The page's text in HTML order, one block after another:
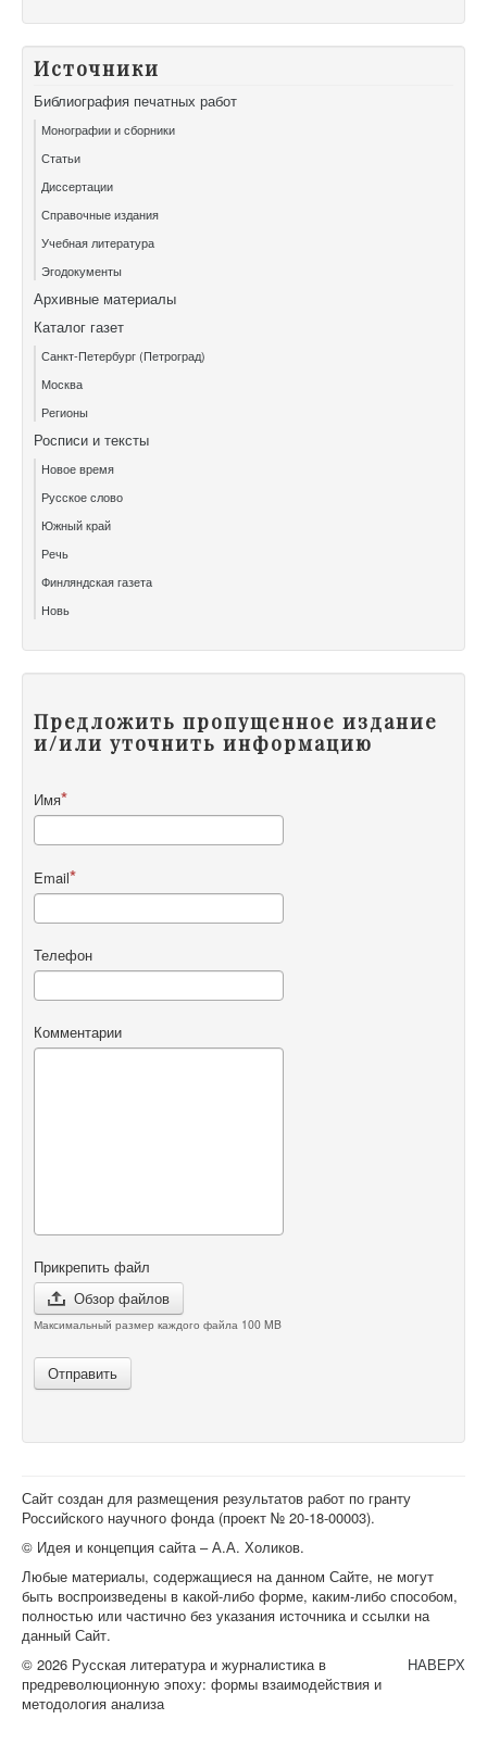
Источники
Библиография печатных работ
Монографии и сборники
Статьи
Диссертации
Справочные издания
Учебная литература
Эгодокументы
Архивные материалы
Каталог газет
Санкт-Петербург (Петроград)
Москва
Регионы
Росписи и тексты
Новое время
Русское слово
Южный край
Речь
Финляндская газета
Новь
Предложить пропущенное издание
и/или уточнить информацию
Имя
Email
Телефон
Комментарии
Прикрепить файл
Обзор файлов
Максимальный размер каждого файла 100 MB
Отправить
Сайт создан для размещения результатов работ по гранту
Российского научного фонда (проект № 20-18-00003).
© Идея и концепция сайта – А.А. Холиков.
Любые материалы, содержащиеся на данном Сайте, не могут
быть воспроизведены в какой-либо форме, каким-либо способом,
полностью или частично без указания источника и ссылки на
данный Сайт.
НАВЕРХ
© 2026 Русская литература и журналистика в
предреволюционную эпоху: формы взаимодействия и
методология анализа